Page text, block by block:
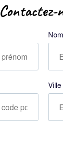
Contactez-